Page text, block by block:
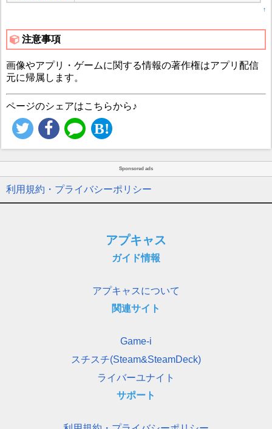
↑
注意事項
画像やアプリ・ゲームに関する情報の著作権はアプリ配信
元に帰属します。
ページのシェアはこちらから♪
Sponsored ads
利用規約・プライバシーポリシー
アプキャス
ガイド情報
アプキャスについて
関連サイト
Game-i
スチスチ(Steam&SteamDeck)
ライバーユナイト
サポート